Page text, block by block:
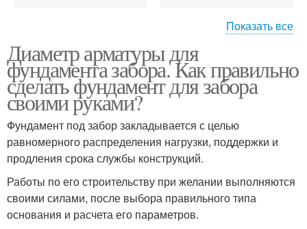
Фундамент под забор
Фундамент в
зависимости
Показать все
Диаметр арматуры для
фундамента забора. Как правильно
сделать фундамент для забора
своими руками?
Фундамент под забор закладывается с целью
равномерного распределения нагрузки, поддержки и
продления срока службы конструкций.
Работы по его строительству при желании выполняются
своими силами, после выбора правильного типа
основания и расчета его параметров.